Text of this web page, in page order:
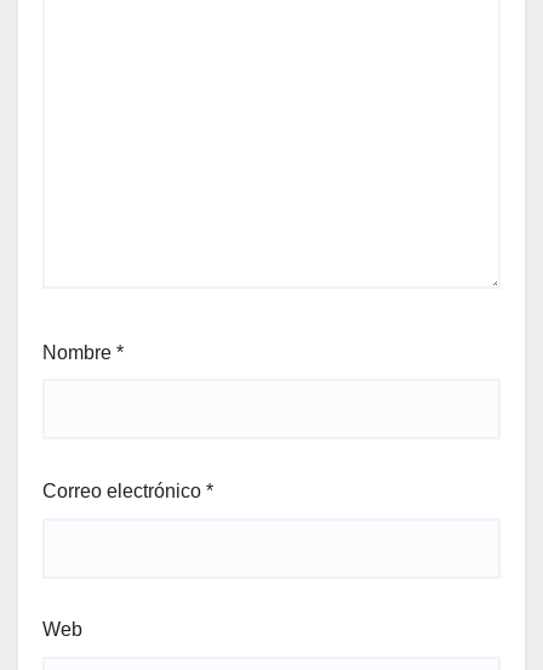
Nombre *
Correo electrónico *
Web